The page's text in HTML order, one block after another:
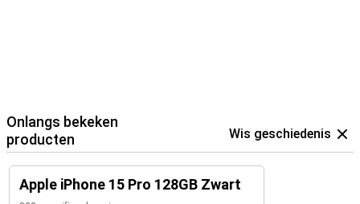
Onlangs bekeken
producten
Wis geschiedenis
Apple iPhone 15 Pro 128GB Zwart